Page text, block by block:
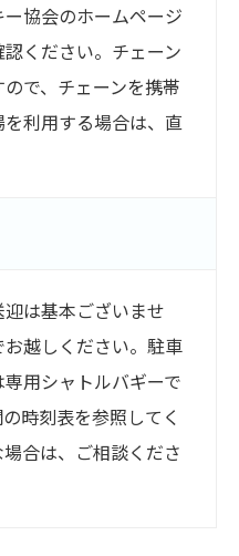
協会のホームページ
ください。チェーン
で、チェーンを携帯
利用する場合は、直
は基本ございませ
越しください。駐車
用シャトルバギーで
時刻表を参照してく
合は、ご相談くださ